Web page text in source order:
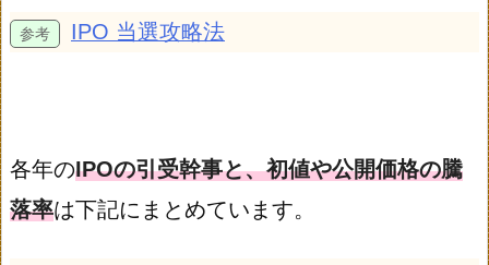
IPO 当選攻略法
各年のIPOの引受幹事と、初値や公開価格の騰
落率は下記にまとめています。